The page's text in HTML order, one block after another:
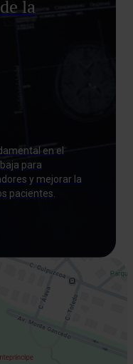
la
en el
para
y mejorar la
pacientes.